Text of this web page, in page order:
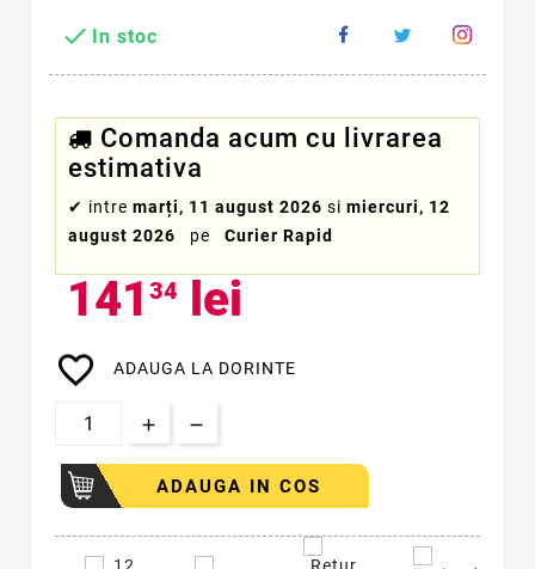
 In stoc
Comanda acum cu livrarea
estimativa
✔ intre marți, 11 august 2026 si miercuri, 12
august 2026
pe Curier Rapid
141 34 lei
favorite_border ADAUGA LA DORINTE
ADAUGA IN COS